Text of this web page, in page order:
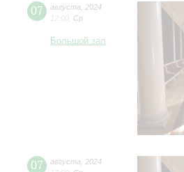
07 августа
2024
12:00 Ср
Большой зал
07 августа
2024